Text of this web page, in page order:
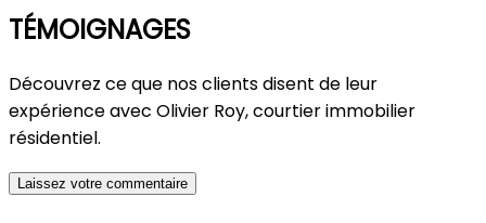
TÉMOIGNAGES
Découvrez ce que nos clients disent de leur
expérience avec Olivier Roy, courtier immobilier
résidentiel.
Laissez votre commentaire